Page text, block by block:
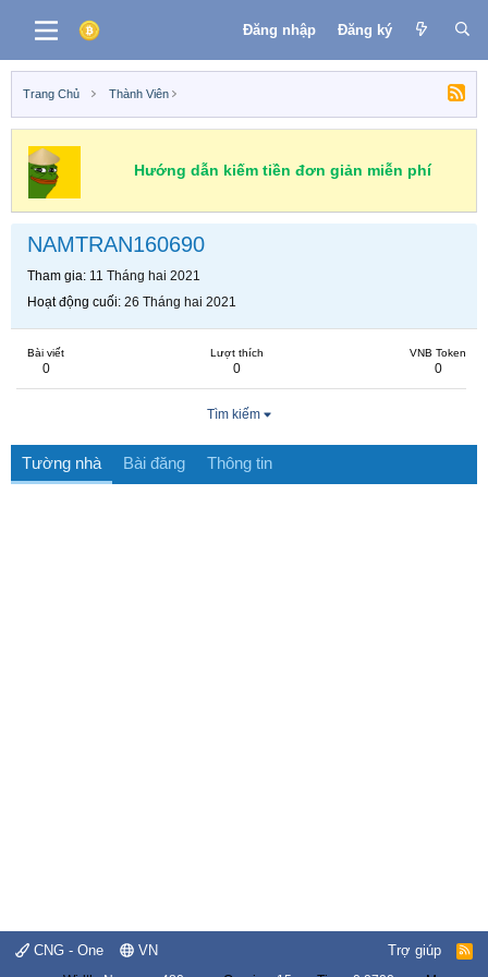
Đăng nhập Đăng ký
Trang Chủ Thành Viên
Hướng dẫn kiếm tiền đơn giản miễn phí
NAMTRAN160690
Tham gia 11 Tháng hai 2021
Hoạt động cuối 26 Tháng hai 2021
Bài viết
0
Lượt thích
0
VNB Token
0
Tìm kiếm
Tường nhà Bài đăng Thông tin
CNG - One VN Trợ giúp
R